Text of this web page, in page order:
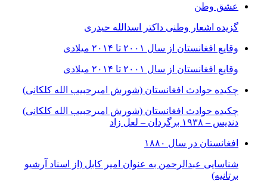
عشق وطن
گزیده اشعار وطنی داکتر اسدالله حیدری
وقایع افغانستان از سال ۲۰۰۱ تا ۲۰۱۴ میلادی
وقایع افغانستان از سال ۲۰۰۱ تا ۲۰۱۴ میلادی
چکیده حوادث افغانستان (شورش امیرحبیب الله کلکانی)
چکیده حوادث افغانستان (شورش امیرحبیب الله کلکانی)
دندیس – ١٩٣٨ برگردان – لعل زاد
افغانستان در سال ۱۸۸۰
شناسایی عبدالرحمن به عنوان امیر کابل (از اسناد آرشیو
برتانیه)